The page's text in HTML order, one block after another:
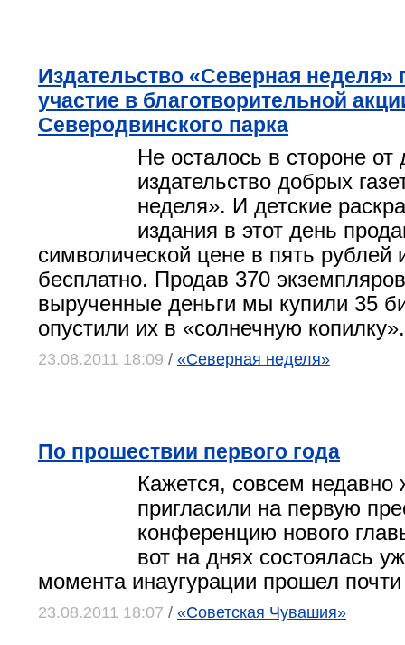
Издательство «Северная неделя»
участие в благотворительной
Северодвинского парка
Не осталось в стороне от
издательство добрых
неделя». И детские
издания в этот день
символической цене в пять рублей
бесплатно. Продав 370
вырученные деньги мы купили 35
опустили их в «солнечную копилку».
23.08.2011 18:09 / «Северная неделя»
По прошествии первого года
Кажется, совсем недавно
пригласили на первую
конференцию нового
вот на днях состоялась
момента инаугурации прошел почти
23.08.2011 18:07 / «Советская Чувашия»